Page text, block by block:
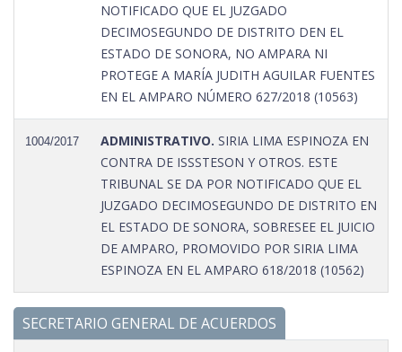
NOTIFICADO QUE EL JUZGADO
DECIMOSEGUNDO DE DISTRITO DEN EL
ESTADO DE SONORA, NO AMPARA NI
PROTEGE A MARÍA JUDITH AGUILAR FUENTES
EN EL AMPARO NÚMERO 627/2018 (10563)
1004/2017 ADMINISTRATIVO. SIRIA LIMA ESPINOZA EN
CONTRA DE ISSSTESON Y OTROS. ESTE
TRIBUNAL SE DA POR NOTIFICADO QUE EL
JUZGADO DECIMOSEGUNDO DE DISTRITO EN
EL ESTADO DE SONORA, SOBRESEE EL JUICIO
DE AMPARO, PROMOVIDO POR SIRIA LIMA
ESPINOZA EN EL AMPARO 618/2018 (10562)
SECRETARIO GENERAL DE ACUERDOS